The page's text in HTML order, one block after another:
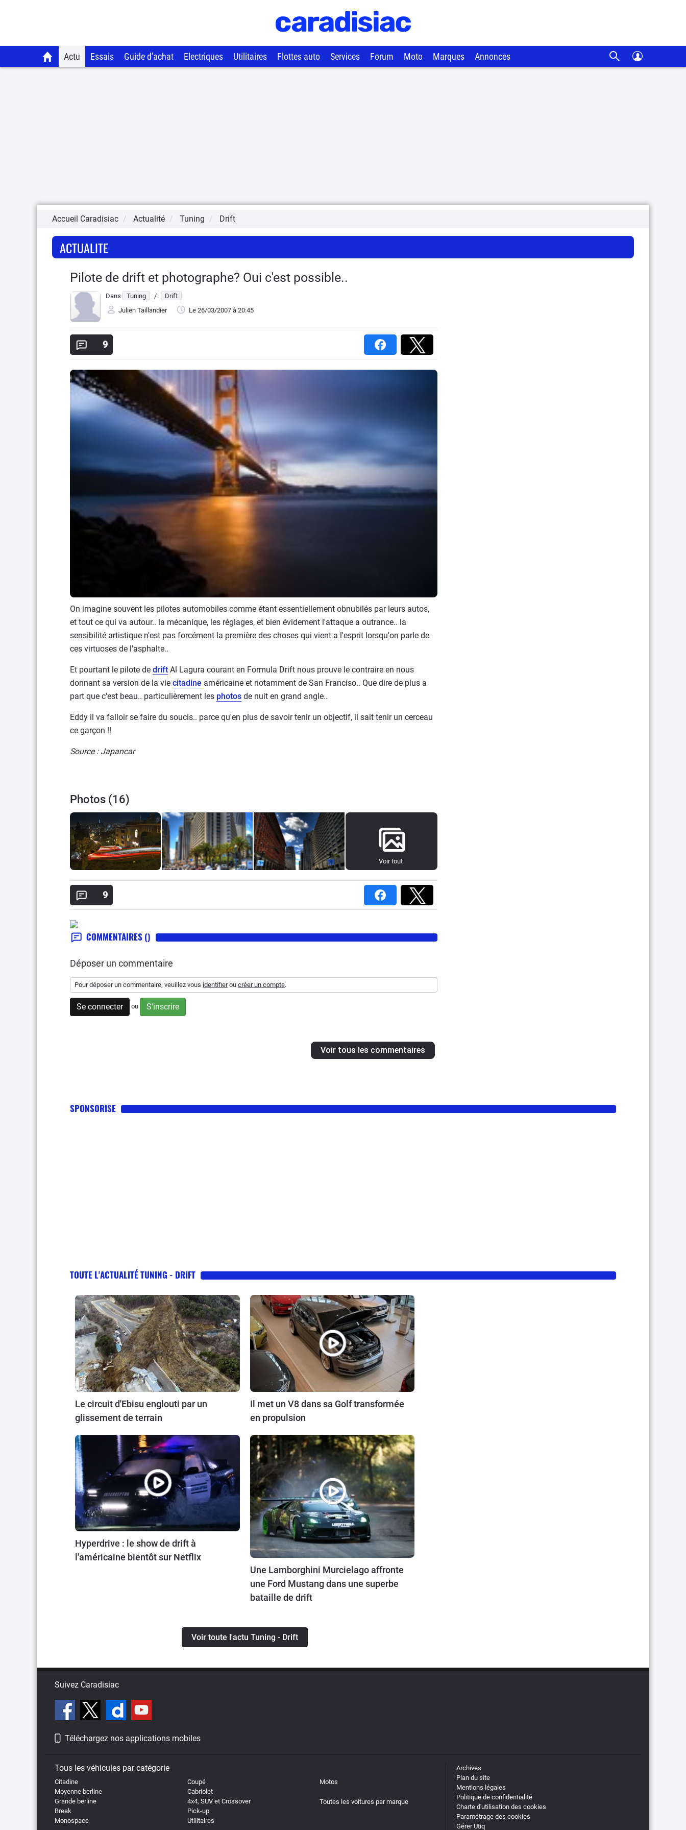
Actu Essais Guide d'achat Electriques Utilitaires Flottes auto Services Forum Moto Marques Annonces
Accueil Caradisiac Actualité Tuning Drift
ACTUALITE
Pilote de drift et photographe? Oui c'est possible..
Dans Tuning /
Drift
Julien Taillandier
Le 26/03/2007 à 20:45
9
On imagine souvent les pilotes automobiles comme étant essentiellement obnubilés par leurs autos,
et tout ce qui va autour.. la mécanique, les réglages, et bien évidement l'attaque a outrance.. la
sensibilité artistique n'est pas forcément la première des choses qui vient a l'esprit lorsqu'on parle de
ces virtuoses de l'asphalte..
Et pourtant le pilote de drift Al Lagura courant en Formula Drift nous prouve le contraire en nous
donnant sa version de la vie citadine américaine et notamment de San Franciso.. Que dire de plus a
part que c'est beau.. particulièrement les photos de nuit en grand angle..
Eddy il va falloir se faire du soucis.. parce qu'en plus de savoir tenir un objectif, il sait tenir un cerceau
ce garçon !!
Source : Japancar
Photos (16)
Voir tout
9
COMMENTAIRES ()
Déposer un commentaire
Pour déposer un commentaire, veuillez vous identifierou créer un compte.
Se connecter ou S'inscrire
Voir tous les commentaires
SPONSORISE
TOUTE L'ACTUALITÉ TUNING - DRIFT
Le circuit d'Ebisu englouti par un
glissement de terrain
Il met un V8 dans sa Golf transformée
en propulsion
Hyperdrive : le show de drift à
l'américaine bientôt sur Netflix
Une Lamborghini Murcielago affronte
une Ford Mustang dans une superbe
bataille de drift
Voir toute l'actu Tuning - Drift
Suivez Caradisiac
Téléchargez nos applications mobiles
Tous les véhicules par catégorie
Citadine
Moyenne berline
Grande berline
Break
Monospace
Coupé
Cabriolet
4x4, SUV et Crossover
Pick-up
Utilitaires
Motos
Toutes les voitures par marque
Archives
Plan du site
Mentions légales
Politique de confidentialité
Charte d'utilisation des cookies
Paramétrage des cookies
Gérer Utiq